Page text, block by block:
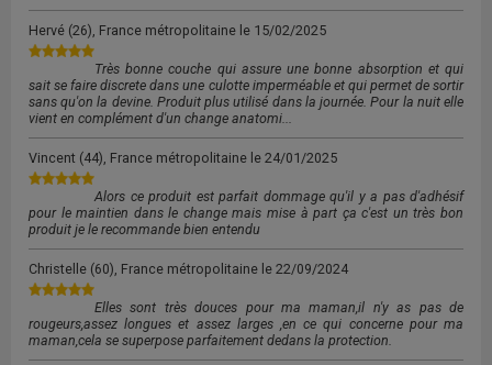
Hervé (26), France métropolitaine le 15/02/2025
Très bonne couche qui assure une bonne absorption et qui
sait se faire discrete dans une culotte imperméable et qui permet de sortir
sans qu'on la devine. Produit plus utilisé dans la journée. Pour la nuit elle
vient en complément d'un change anatomi...
Vincent (44), France métropolitaine le 24/01/2025
Alors ce produit est parfait dommage qu'il y a pas d'adhésif
pour le maintien dans le change mais mise à part ça c'est un très bon
produit je le recommande bien entendu
Christelle (60), France métropolitaine le 22/09/2024
Elles sont très douces pour ma maman,il n'y as pas de
rougeurs,assez longues et assez larges ,en ce qui concerne pour ma
maman,cela se superpose parfaitement dedans la protection.